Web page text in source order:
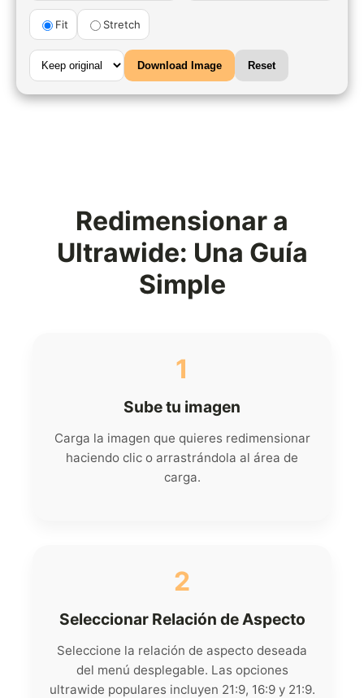
Fit Stretch
Download Image Reset
Redimensionar a
Ultrawide: Una Guía
Simple
1
Sube tu imagen
Carga la imagen que quieres redimensionar
haciendo clic o arrastrándola al área de
carga.
2
Seleccionar Relación de Aspecto
Seleccione la relación de aspecto deseada
del menú desplegable. Las opciones
ultrawide populares incluyen 21:9, 16:9 y 21:9.